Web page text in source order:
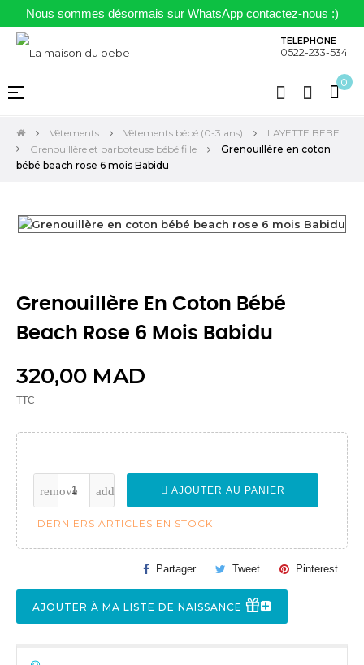
Nous sommes désormais sur WhatsApp contactez-nous :)
TELEPHONE
0522-233-534
0
Basculer
navigation
☰
Vêtements Vêtements bébé (0-3 ans)
LAYETTE BEBE
Grenouillère et barboteuse bébé fille
Grenouillère en coton
bébé beach rose 6 mois Babidu
Grenouillère En Coton Bébé
Beach Rose 6 Mois Babidu
320,00 MAD
TTC
AJOUTER AU PANIER
DERNIERS ARTICLES EN STOCK
Partager Tweet Pinterest
AJOUTER À MA LISTE DE NAISSANCE